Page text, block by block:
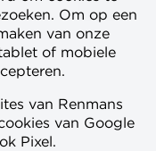
Om op een
van onze
of mobiele
van Renmans
van Google
Pixel.